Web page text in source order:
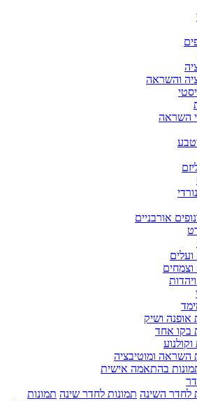
והשראה
השראה
אורבניים
אופנה ושיק
בקו אחד
השראה ומוטיבציה
בהתאמה אישית
לחדר השינה תמונות לחדר שינה תמונות